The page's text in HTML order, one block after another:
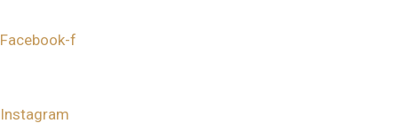
Facebook-f
Instagram